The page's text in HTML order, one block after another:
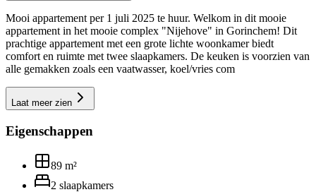
Mooi appartement per 1 juli 2025 te huur. Welkom in dit mooie
appartement in het mooie complex "Nijehove" in Gorinchem! Dit
prachtige appartement met een grote lichte woonkamer biedt
comfort en ruimte met twee slaapkamers. De keuken is voorzien van
alle gemakken zoals een vaatwasser, koel/vries com
Laat meer zien
Eigenschappen
89 m²
2 slaapkamers